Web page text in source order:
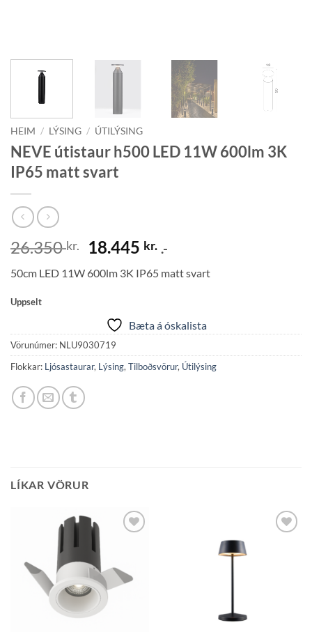
HEIM / LÝSING / ÚTILÝSING
NEVE útistaur h500 LED 11W 600lm 3K
IP65 matt svart
26.350kr.
Original
was:
18.445 kr.Current
is:
.-
50cm LED 11W 600lm 3K IP65 matt svart
Uppselt
Bæta á óskalista
Vörunúmer: NLU9030719
Flokkar: Ljósastaurar, Lýsing, Tilboðsvörur, Útilýsing
LÍKAR VÖRUR